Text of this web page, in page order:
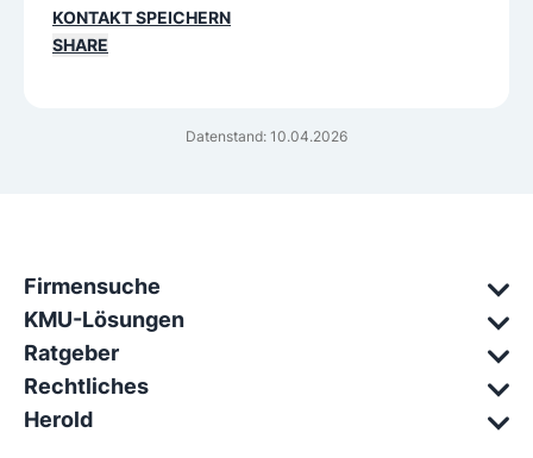
Datenstand: 10.04.2026
KONTAKT SPEICHERN
SHARE
Firmensuche
KMU-Lösungen
Ratgeber
Rechtliches
Herold